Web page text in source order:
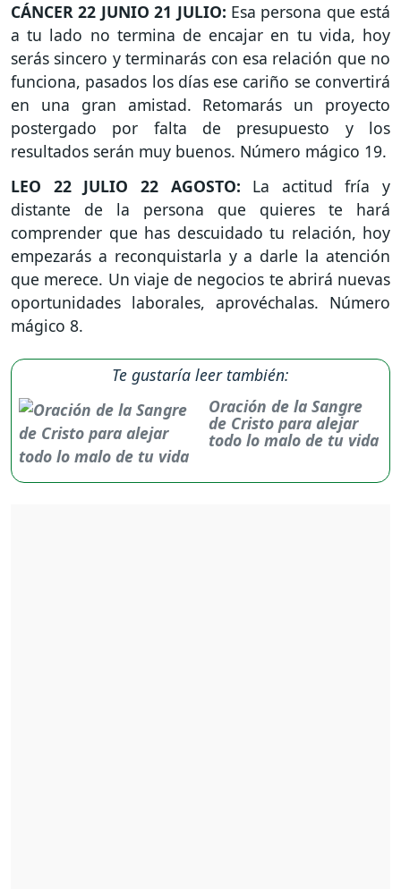
CÁNCER 22 JUNIO 21 JULIO: Esa persona que está
a tu lado no termina de encajar en tu vida, hoy
serás sincero y terminarás con esa relación que no
funciona, pasados los días ese cariño se convertirá
en una gran amistad. Retomarás un proyecto
postergado por falta de presupuesto y los
resultados serán muy buenos. Número mágico 19.
LEO 22 JULIO 22 AGOSTO: La actitud fría y
distante de la persona que quieres te hará
comprender que has descuidado tu relación, hoy
empezarás a reconquistarla y a darle la atención
que merece. Un viaje de negocios te abrirá nuevas
oportunidades laborales, aprovéchalas. Número
mágico 8.
Te gustaría leer también:
Oración de la Sangre
de Cristo para alejar
todo lo malo de tu vida